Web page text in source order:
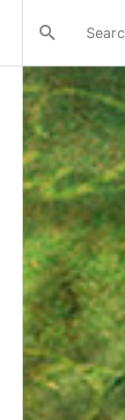
search